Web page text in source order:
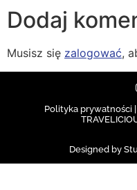
Dodaj
Musisz się zalogować,
Polityka prywatności
Designed by